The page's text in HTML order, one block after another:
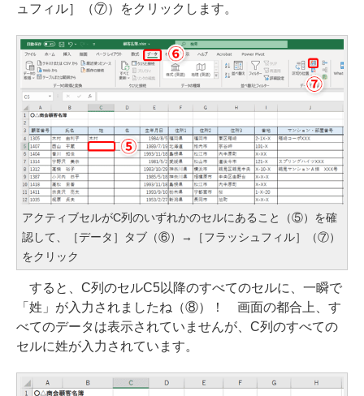
ュフィル］（⑦）をクリックします。
アクティブセルがC列のいずれかのセルにあること（⑤）を確
認して、［データ］タブ（⑥）→［フラッシュフィル］（⑦）
をクリック
すると、C列のセルC5以降のすべてのセルに、一瞬で
「姓」が入力されましたね（⑧）！ 画面の都合上、す
べてのデータは表示されていませんが、C列のすべての
セルに姓が入力されています。